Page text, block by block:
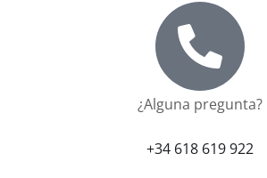
¿Alguna pregunta?
+34 618 619 922